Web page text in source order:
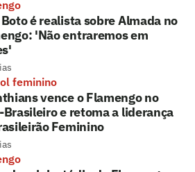
é realista sobre Almada no
'Não entraremos em
feminino
vence o Flamengo no
Brasileiro e retoma a liderança
Feminino